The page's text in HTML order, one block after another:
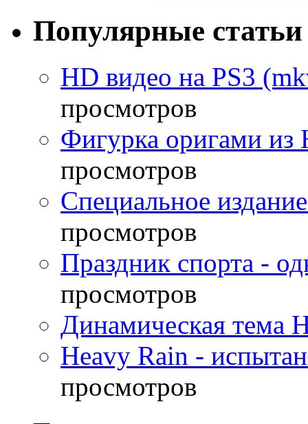
Популярные статьи
HD видео на PS3
просмотров
Фигурка оригами из
просмотров
Специальное
просмотров
Праздник спорта -
просмотров
Динамическая тема
Heavy Rain -
просмотров